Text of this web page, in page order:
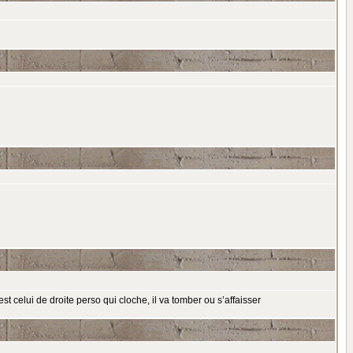
celui de droite perso qui cloche, il va tomber ou s’affaisser